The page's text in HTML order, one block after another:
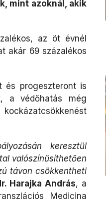
mint azoknál, akik
az öt évnél
akár 69 százalékos
és progeszteront is
a védőhatás még
keresztül
valószínűsíthetően
távon csökkentheti
Harajka András, a
Medicina